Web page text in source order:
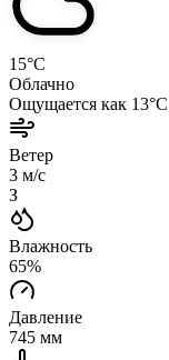
15°C
Облачно
Ощущается как 13°C
Ветер
3 м/с
З
Влажность
65%
Давление
745 мм